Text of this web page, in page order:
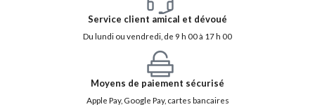
Service client amical et dévoué
Du lundi ou vendredi, de 9 h 00 à 17 h 00
Moyens de paiement sécurisé
Apple Pay, Google Pay, cartes bancaires